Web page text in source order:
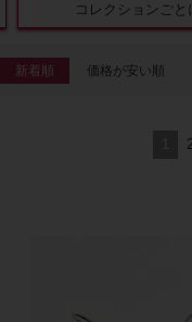
コレクションごと
新着順 価格が安い順
2